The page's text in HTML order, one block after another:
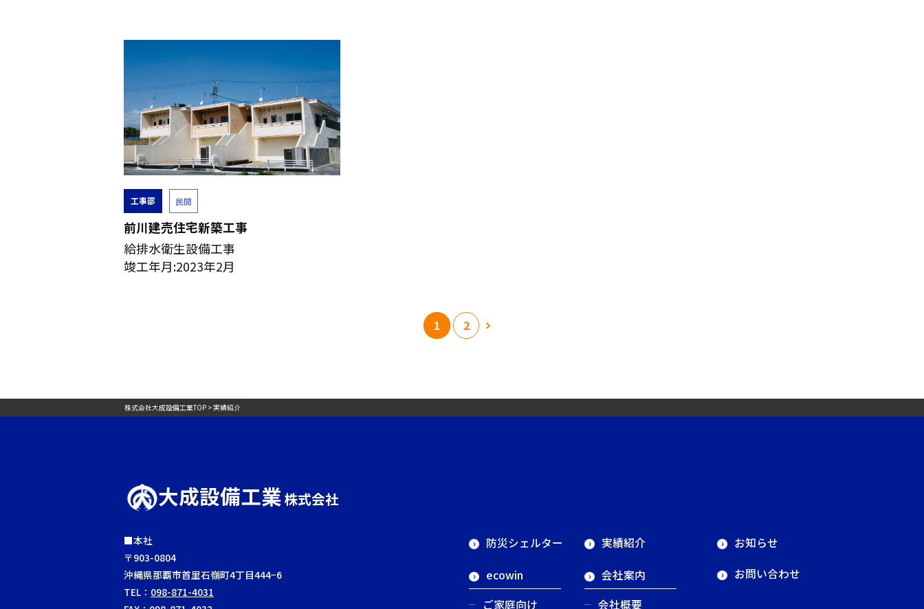
工事部 民間
前川建売住宅新築工事
給排水衛生設備工事
竣工年月:2023年2月
1 2
株式会社大成設備工業TOP > 実績紹介
大成設備工業株式会社
■本社
〒903-0804
沖縄県那覇市首里石嶺町4丁目444−6
TEL： 098-871-4031
防災シェルター
ecowin
ご家庭向け
実績紹介
会社案内
会社概要
お知らせ
お問い合わせ